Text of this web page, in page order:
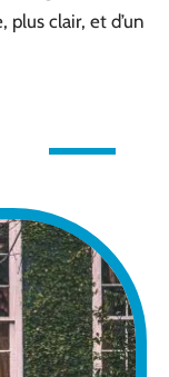
plus clair, et d’un